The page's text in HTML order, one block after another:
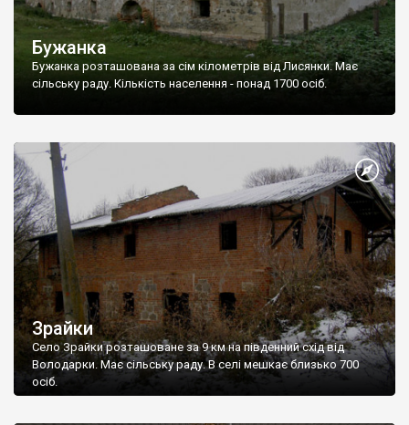
Бужанка
Бужанка розташована за сім кілометрів від Лисянки. Має
сільську раду. Кількість населення - понад 1700 осіб.
Зрайки
Село Зрайки розташоване за 9 км на південний схід від
Володарки. Має сільську раду. В селі мешкає близько 700
осіб.